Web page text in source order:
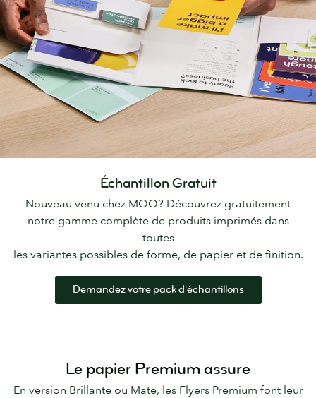
Échantillon Gratuit
Nouveau venu chez MOO? Découvrez gratuitement
notre gamme complète de produits imprimés dans
toutes
les variantes possibles de forme, de papier et de finition.
Demandez votre pack d'échantillons
Le papier Premium assure
En version Brillante ou Mate, les Flyers Premium font leur